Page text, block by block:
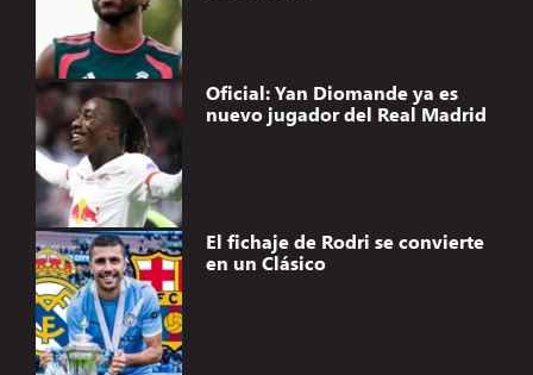
Oficial: Yan Diomande ya es
nuevo jugador del Real Madrid
El fichaje de Rodri se convierte
en un Clásico